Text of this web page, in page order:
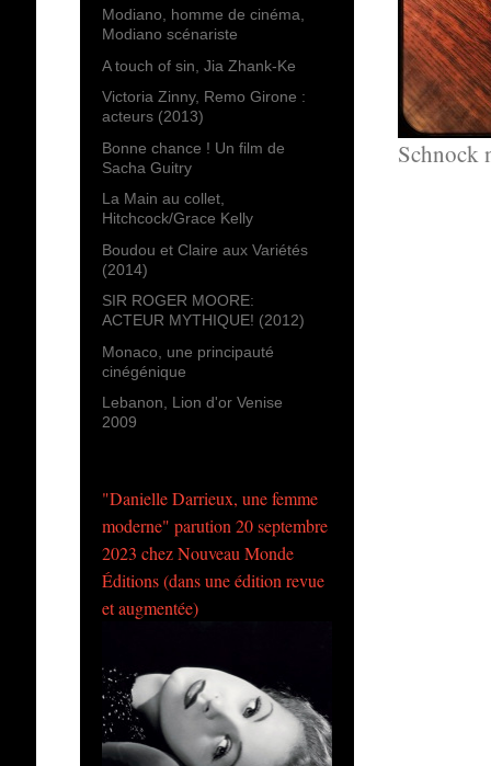
Schnock
Modiano, homme de cinéma,
Modiano scénariste
A touch of sin, Jia Zhank-Ke
Victoria Zinny, Remo Girone :
acteurs (2013)
Bonne chance ! Un film de
Sacha Guitry
La Main au collet,
Hitchcock/Grace Kelly
Boudou et Claire aux Variétés
(2014)
SIR ROGER MOORE:
ACTEUR MYTHIQUE! (2012)
Monaco, une principauté
cinégénique
Lebanon, Lion d'or Venise
2009
"Danielle Darrieux, une femme
moderne" parution 20 septembre
2023 chez Nouveau Monde
Éditions (dans une édition revue
et augmentée)